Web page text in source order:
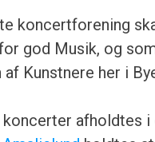
koncertforening
god Musik, og
Kunstnere her i
afholdtes